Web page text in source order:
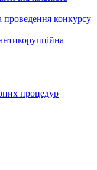
проведення конкурсу
процедур